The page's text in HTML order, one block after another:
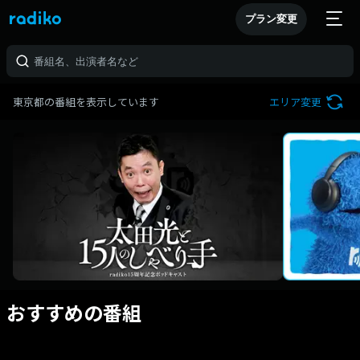
プラン変更
東京都の番組を表示しています エリア変更
おすすめの番組